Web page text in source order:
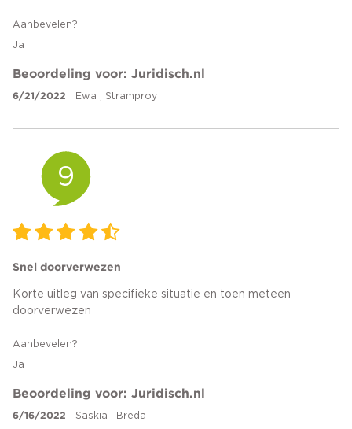
Aanbevelen?
Ja
Beoordeling voor: Juridisch.nl
6/21/2022 Ewa , Stramproy
9
Snel doorverwezen
Korte uitleg van specifieke situatie en toen meteen
doorverwezen
Aanbevelen?
Ja
Beoordeling voor: Juridisch.nl
6/16/2022 Saskia , Breda